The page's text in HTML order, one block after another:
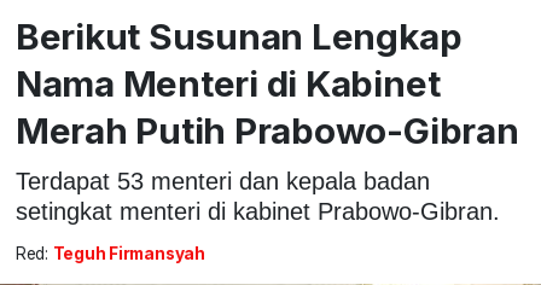
Berikut Susunan Lengkap
Nama Menteri di Kabinet
Merah Putih Prabowo-Gibran
Terdapat 53 menteri dan kepala badan
setingkat menteri di kabinet Prabowo-Gibran.
Red: Teguh Firmansyah